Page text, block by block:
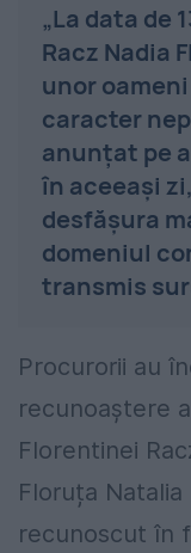
„La data de
Racz Nadia
unor
caracter
anunţat pe
în aceeaşi
desfăşura
domeniul
transmis
Procurorii au
recunoaștere
Florentinei
Floruța Natalia
recunoscut în